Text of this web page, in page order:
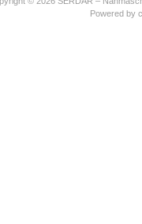
Powered by